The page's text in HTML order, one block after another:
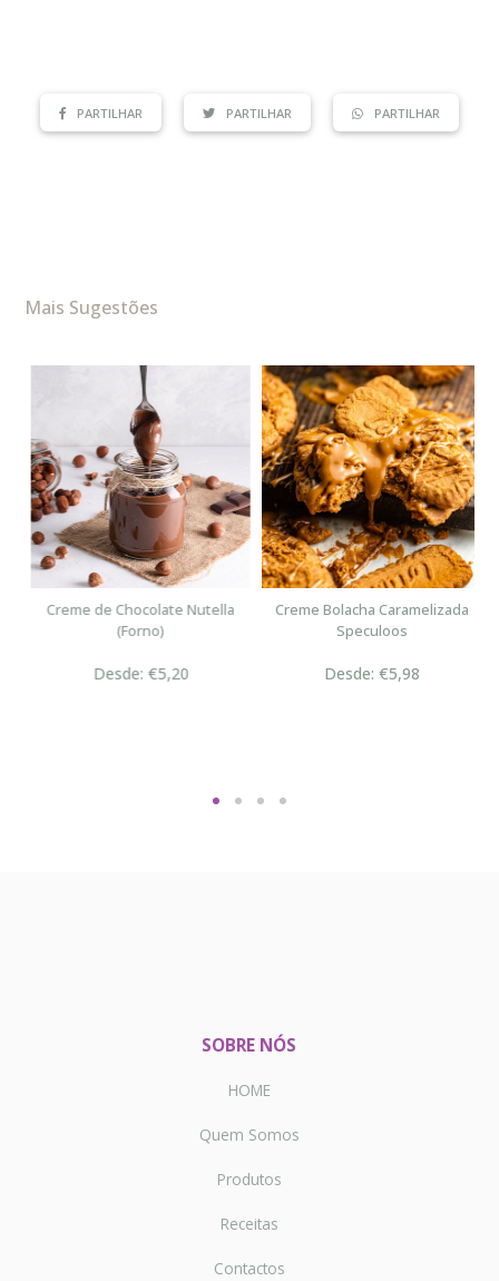
PARTILHAR PARTILHAR PARTILHAR
Mais Sugestões
Creme de Chocolate Nutella
(Forno)
Desde: €5,20
Creme Bolacha Caramelizada
Speculoos
Desde: €5,98
SOBRE NÓS
HOME
Quem Somos
Produtos
Receitas
Contactos